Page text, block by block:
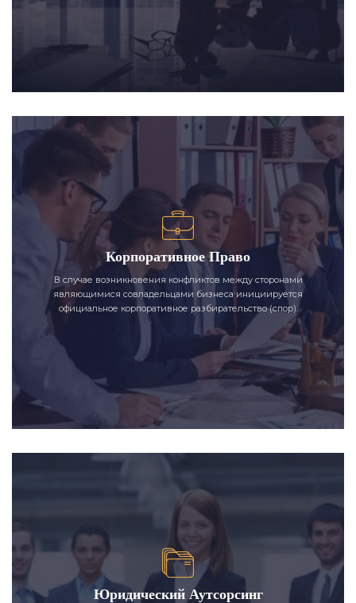
Корпоративное Право
В случае возникновения конфликтов между сторонами
являющимися совладельцами бизнеса инициируется
официальное корпоративное разбирательство (спор).
Юридический Аутсорсинг